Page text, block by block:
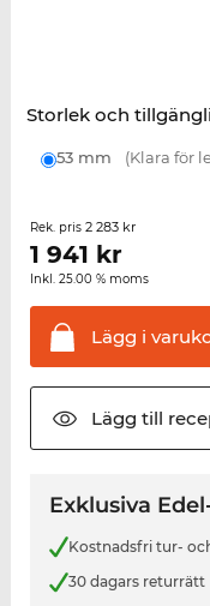
Storlek och
53 mm (Klara för
Rek. pris 2 283 kr
1 941 kr
Inkl. 25.00 % moms
Lägg i
Lägg till
Exklusiva
Kostnadsfri tur-
30 dagars returrätt